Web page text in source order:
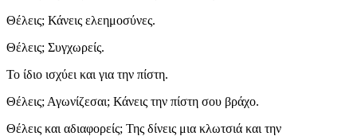
Θέλεις; Κάνεις ελεημοσύνες.
Θέλεις; Συγχωρείς.
Το ίδιο ισχύει και για την πίστη.
Θέλεις; Αγωνίζεσαι; Κάνεις την πίστη σου βράχο.
Θέλεις και αδιαφορείς; Της δίνεις μια κλωτσιά και την